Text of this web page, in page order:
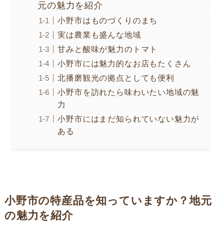
元の魅力を紹介
小野市はものづくりのまち
実は農業も盛んな地域
甘みと酸味が魅力のトマト
小野市には魅力的なお店もたくさん
北播磨観光の拠点としても便利
小野市を訪れたら味わいたい地域の魅
力
小野市にはまだ知られていない魅力が
ある
小野市の特産品を知っていますか？地元
の魅力を紹介